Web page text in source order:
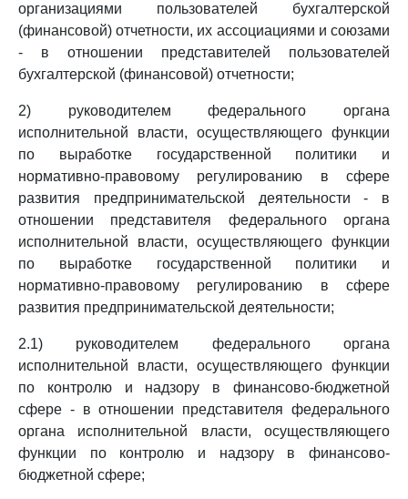
организациями пользователей бухгалтерской
(финансовой) отчетности, их ассоциациями и союзами
- в отношении представителей пользователей
бухгалтерской (финансовой) отчетности;
2) руководителем федерального органа
исполнительной власти, осуществляющего функции
по выработке государственной политики и
нормативно-правовому регулированию в сфере
развития предпринимательской деятельности - в
отношении представителя федерального органа
исполнительной власти, осуществляющего функции
по выработке государственной политики и
нормативно-правовому регулированию в сфере
развития предпринимательской деятельности;
2.1) руководителем федерального органа
исполнительной власти, осуществляющего функции
по контролю и надзору в финансово-бюджетной
сфере - в отношении представителя федерального
органа исполнительной власти, осуществляющего
функции по контролю и надзору в финансово-
бюджетной сфере;